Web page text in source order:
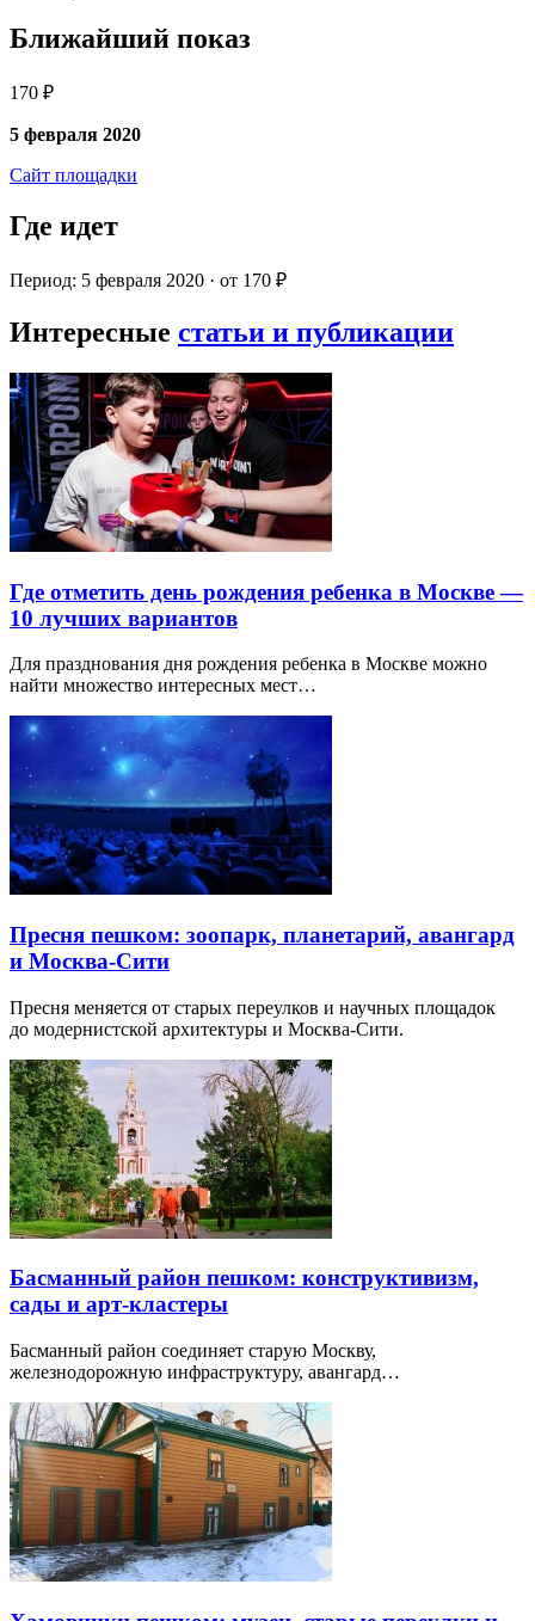
Ближайший показ
170 ₽
5 февраля 2020
Сайт площадки
Где идет
Период: 5 февраля 2020 · от 170 ₽
Интересные статьи и публикации
Где отметить день рождения ребенка в Москве —
10 лучших вариантов
Для празднования дня рождения ребенка в Москве можно
найти множество интересных мест…
Пресня пешком: зоопарк, планетарий, авангард
и Москва-Сити
Пресня меняется от старых переулков и научных площадок
до модернистской архитектуры и Москва-Сити.
Басманный район пешком: конструктивизм,
сады и арт-кластеры
Басманный район соединяет старую Москву,
железнодорожную инфраструктуру, авангард…